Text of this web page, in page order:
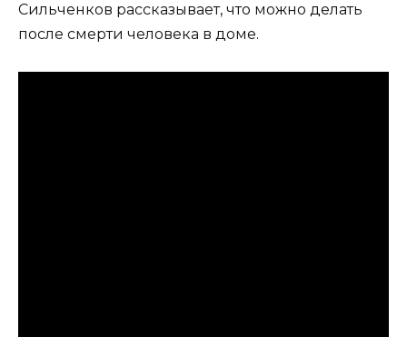
Сильченков рассказывает, что можно делать
после смерти человека в доме.